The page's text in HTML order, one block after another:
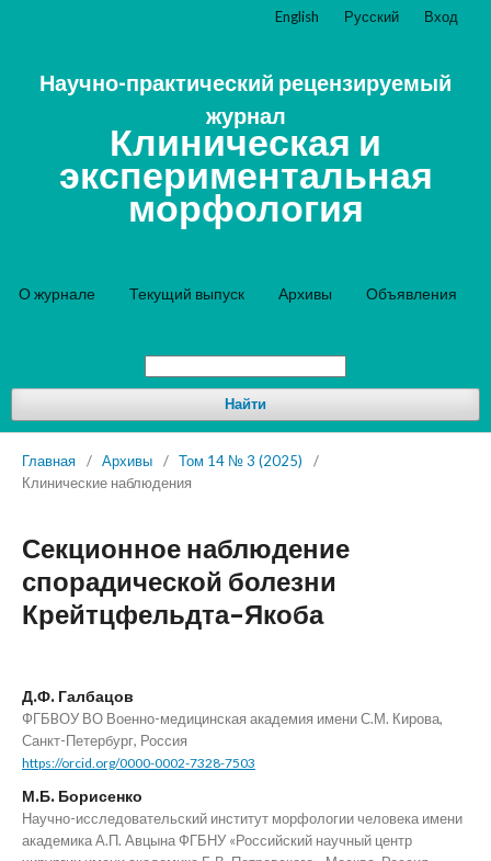
Научно-практический рецензируемый
журнал
Клиническая и
экспериментальная
морфология
О журнале Текущий выпуск Архивы Объявления
Найти
English Русский Вход
Главная / Архивы / Том 14 № 3 (2025)
/
Клинические наблюдения
Секционное наблюдение
спорадической болезни
Крейтцфельдта–Якоба
Д.Ф. Галбацов
ФГБBОУ ВО Военно-медицинская академия имени С.М. Кирова,
Санкт-Петербург, Россия
https://orcid.org/0000-0002-7328-7503
М.Б. Борисенко
Научно-исследовательский институт морфологии человека имени
академика А.П. Авцына ФГБНУ «Российский научный центр